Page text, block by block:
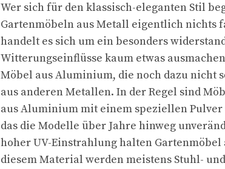
Wer sich für den klassisch-eleganten Stil
Gartenmöbeln aus Metall eigentlich nichts
handelt es sich um ein besonders
Witterungseinflüsse kaum etwas
Möbel aus Aluminium, die noch dazu nicht
aus anderen Metallen. In der Regel sind
aus Aluminium mit einem speziellen
das die Modelle über Jahre hinweg
hoher UV-Einstrahlung halten Gartenmöbel
diesem Material werden meistens Stuhl-